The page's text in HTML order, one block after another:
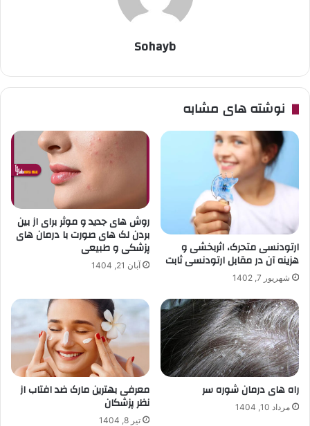
Sohayb
نوشته های مشابه
ارتودنسی متحرک، اثربخشی و
هزینه آن در مقابل ارتودنسی ثابت
شهریور 7, 1402
روش های جدید و موثر برای از بین
بردن لک های صورت با درمان های
پزشکی و طبیعی
آبان 21, 1404
راه های درمان شوره سر
مرداد 10, 1404
معرفی بهترین مارک ضد افتاب از
نظر پزشکان
تیر 8, 1404